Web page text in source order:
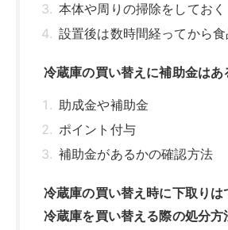
本体や周りの掃除をしておく
設置後は数時間経ってから
冷蔵庫の買い替えに補助金はあ
助成金や補助金
ポイント付与
補助金があるかの確認方法
冷蔵庫の買い替え時に下取りは
冷蔵庫を買い替える際の処分方